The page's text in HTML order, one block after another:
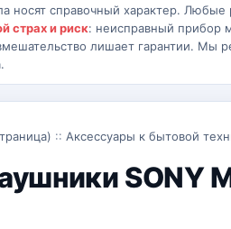
носят справочный характер.
страх и риск: неисправный прибор
лишает гарантии. Мы
:: Аксессуары к бытовой
SONY